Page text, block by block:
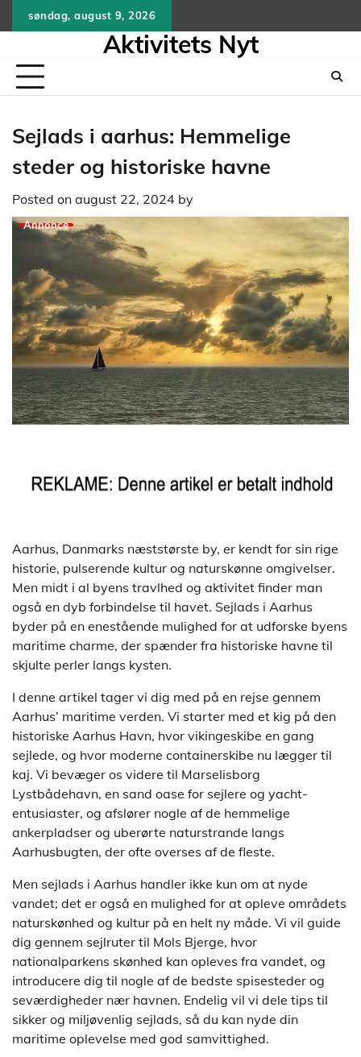
to
søndag, august 9, 2026
Aktivitets Nyt
Sejlads i aarhus: Hemmelige
steder og historiske havne
Posted on august 22, 2024 by
Annonce
Aarhus, Danmarks næststørste by, er kendt for sin rige
historie, pulserende kultur og naturskønne omgivelser.
Men midt i al byens travlhed og aktivitet finder man
også en dyb forbindelse til havet. Sejlads i Aarhus
byder på en enestående mulighed for at udforske byens
maritime charme, der spænder fra historiske havne til
skjulte perler langs kysten.
I denne artikel tager vi dig med på en rejse gennem
Aarhus’ maritime verden. Vi starter med et kig på den
historiske Aarhus Havn, hvor vikingeskibe en gang
sejlede, og hvor moderne containerskibe nu lægger til
kaj. Vi bevæger os videre til Marselisborg
Lystbådehavn, en sand oase for sejlere og yacht-
entusiaster, og afslører nogle af de hemmelige
ankerpladser og uberørte naturstrande langs
Aarhusbugten, der ofte overses af de fleste.
Men sejlads i Aarhus handler ikke kun om at nyde
vandet; det er også en mulighed for at opleve områdets
naturskønhed og kultur på en helt ny måde. Vi vil guide
dig gennem sejlruter til Mols Bjerge, hvor
nationalparkens skønhed kan opleves fra vandet, og
introducere dig til nogle af de bedste spisesteder og
seværdigheder nær havnen. Endelig vil vi dele tips til
sikker og miljøvenlig sejlads, så du kan nyde din
maritime oplevelse med god samvittighed.